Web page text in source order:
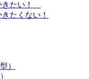
きたい！
たくない！
）